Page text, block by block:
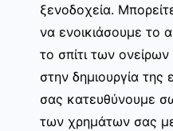
ξενοδοχεία.
να ενοικιάσουμε το
το σπίτι των
στην δημιουργία της
σας κατευθύνουμε
των χρημάτων σας